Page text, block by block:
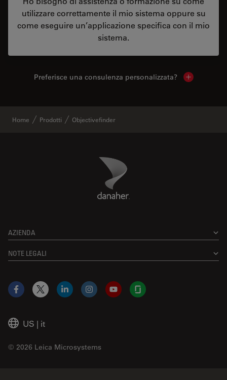
utilizzare correttamente il mio sistema oppure su
come eseguire un’applicazione specifica con il mio
sistema.
Preferisce una consulenza personalizzata? Show local
Home Prodotti Objectivefinder
Danaher Logo
AZIENDA
NOTE LEGALI
US | it
© 2026 Leica Microsystems
Facebook
X LinkedInInstagramYouTubeGlassdoor